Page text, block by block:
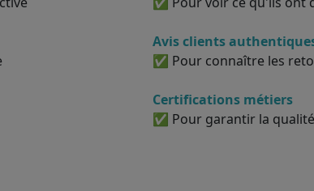
Avis clients
✅ Pour connaître les
Certifications métiers
✅ Pour garantir la